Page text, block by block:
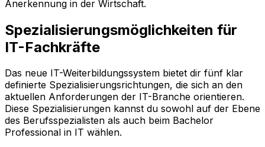
Anerkennung in der Wirtschaft.
Spezialisierungsmöglichkeiten für
IT-Fachkräfte
Das neue IT-Weiterbildungssystem bietet dir fünf klar
definierte Spezialisierungsrichtungen, die sich an den
aktuellen Anforderungen der IT-Branche orientieren.
Diese Spezialisierungen kannst du sowohl auf der Ebene
des Berufsspezialisten als auch beim Bachelor
Professional in IT wählen.